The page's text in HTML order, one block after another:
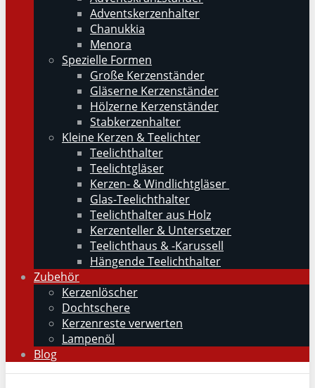
Adventskerzenhalter
Chanukkia
Menora
Spezielle Formen
Große Kerzenständer
Gläserne Kerzenständer
Hölzerne Kerzenständer
Stabkerzenhalter
Kleine Kerzen & Teelichter
Teelichthalter
Teelichtgläser
Kerzen- & Windlichtgläser
Glas-Teelichthalter
Teelichthalter aus Holz
Kerzenteller & Untersetzer
Teelichthaus & -Karussell
Hängende Teelichthalter
Zubehör
Kerzenlöscher
Dochtschere
Kerzenreste verwerten
Lampenöl
Blog